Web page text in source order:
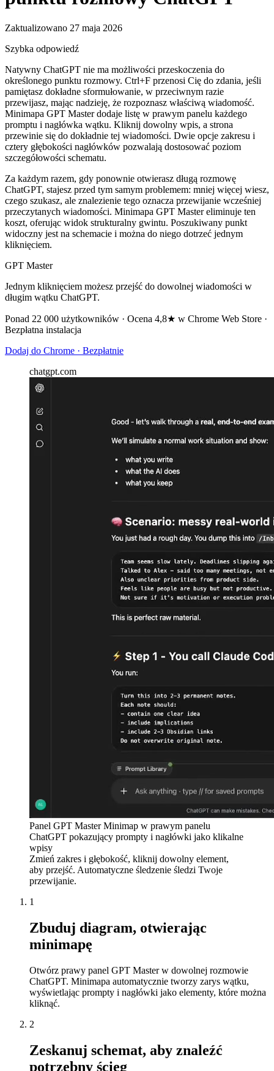
Zaktualizowano 27 maja 2026
Szybka odpowiedź
Natywny ChatGPT nie ma możliwości przeskoczenia do
określonego punktu rozmowy. Ctrl+F przenosi Cię do zdania, jeśli
pamiętasz dokładne sformułowanie, w przeciwnym razie
przewijasz, mając nadzieję, że rozpoznasz właściwą wiadomość.
Minimapa GPT Master dodaje listę w prawym panelu każdego
promptu i nagłówka wątku. Kliknij dowolny wpis, a strona
przewinie się do dokładnie tej wiadomości. Dwie opcje zakresu i
cztery głębokości nagłówków pozwalają dostosować poziom
szczegółowości schematu.
Za każdym razem, gdy ponownie otwierasz długą rozmowę
ChatGPT, stajesz przed tym samym problemem: mniej więcej wiesz,
czego szukasz, ale znalezienie tego oznacza przewijanie wcześniej
przeczytanych wiadomości. Minimapa GPT Master eliminuje ten
koszt, oferując widok strukturalny gwintu. Poszukiwany punkt
widoczny jest na schemacie i można do niego dotrzeć jednym
kliknięciem.
GPT Master
Jednym kliknięciem możesz przejść do dowolnej wiadomości w
długim wątku ChatGPT.
Ponad 22 000 użytkowników · Ocena 4,8★ w Chrome Web Store ·
Bezpłatna instalacja
Dodaj do Chrome · Bezpłatnie
chatgpt.com
Panel GPT Master Minimap w prawym panelu
ChatGPT pokazujący prompty i nagłówki jako klikalne
wpisy
Zmień zakres i głębokość, kliknij dowolny element,
aby przejść. Automatyczne śledzenie śledzi Twoje
przewijanie.
1
Zbuduj diagram, otwierając
minimapę
Otwórz prawy panel GPT Master w dowolnej rozmowie
ChatGPT. Minimapa automatycznie tworzy zarys wątku,
wyświetlając prompty i nagłówki jako elementy, które można
kliknąć.
2
Zeskanuj schemat, aby znaleźć
potrzebny ścieg